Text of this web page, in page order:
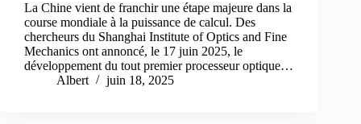
La Chine vient de franchir une étape majeure dans la
course mondiale à la puissance de calcul. Des
chercheurs du Shanghai Institute of Optics and Fine
Mechanics ont annoncé, le 17 juin 2025, le
développement du tout premier processeur optique…
Albert
juin 18, 2025